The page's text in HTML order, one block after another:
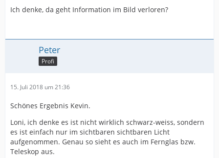
Ich denke, da geht Information im Bild verloren?
Peter
Profi
15. Juli 2018 um 21:36
Schönes Ergebnis Kevin.
Loni, ich denke es ist nicht wirklich schwarz-weiss, sondern
es ist einfach nur im sichtbaren sichtbaren Licht
aufgenommen. Genau so sieht es auch im Fernglas bzw.
Teleskop aus.